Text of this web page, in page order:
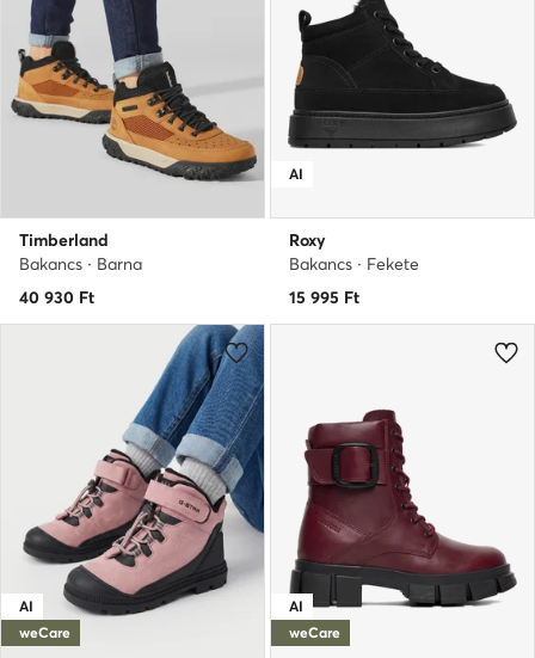
Timberland
Bakancs · Barna
40 930 Ft
AI
Roxy
Bakancs · Fekete
15 995 Ft
AI
weCare
AI
weCare